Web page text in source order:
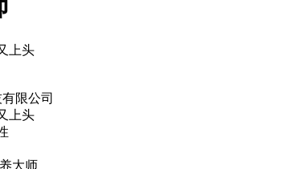
上头
限公司
上头